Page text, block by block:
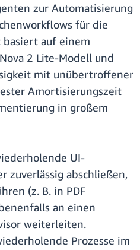
zur Automatisierung
für die
basiert auf einem
2 Lite-Modell und
mit unübertroffener
Amortisierungszeit
in großem
UI-
zuverlässig abschließen,
(z. B. in PDF
an einen
weiterleiten.
Prozesse im